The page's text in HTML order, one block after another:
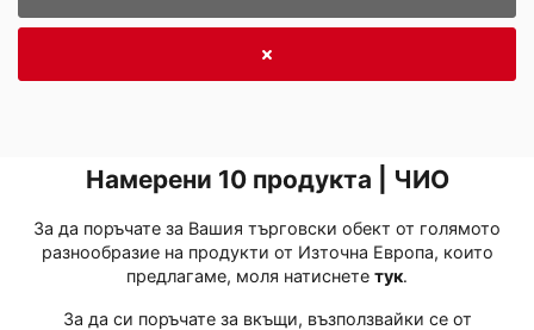
Намерени 10продукта | ЧИО
За да поръчате за Вашия търговски обект от голямото
разнообразие на продукти от Източна Европа, които
предлагаме, моля натиснете тук․
За да си поръчате за вкъщи, възползвайки се от